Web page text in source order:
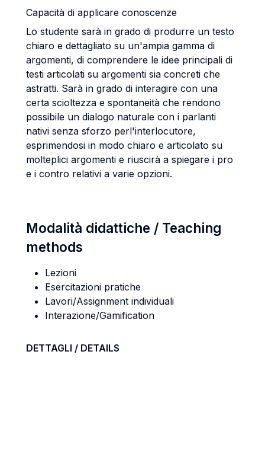
Capacità di applicare conoscenze
Lo studente sarà in grado di produrre un testo
chiaro e dettagliato su un'ampia gamma di
argomenti, di comprendere le idee principali di
testi articolati su argomenti sia concreti che
astratti. Sarà in grado di interagire con una
certa scioltezza e spontaneità che rendono
possibile un dialogo naturale con i parlanti
nativi senza sforzo perl'interlocutore,
esprimendosi in modo chiaro e articolato su
molteplici argomenti e riuscirà a spiegare i pro
e i contro relativi a varie opzioni.
Modalità didattiche / Teaching
methods
Lezioni
Esercitazioni pratiche
Lavori/Assignment individuali
Interazione/Gamification
DETTAGLI / DETAILS